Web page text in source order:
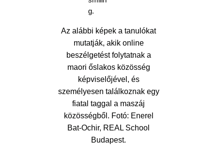
Az alábbi képek a tanulókat
mutatják, akik online
beszélgetést folytatnak a
maori őslakos közösség
képviselőjével, és
személyesen találkoznak egy
fiatal taggal a maszáj
közösségből. Fotó: Enerel
Bat-Ochir, REAL School
Budapest.